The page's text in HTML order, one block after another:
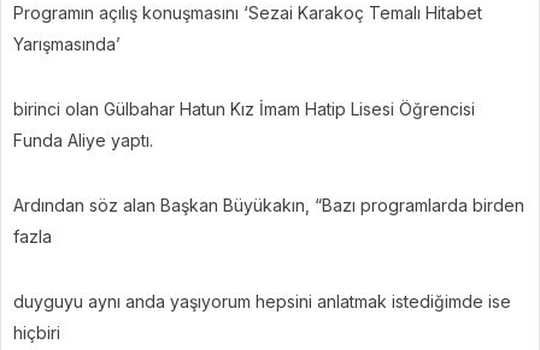
Programın açılış konuşmasını ‘Sezai Karakoç Temalı Hitabet
Yarışmasında’
birinci olan Gülbahar Hatun Kız İmam Hatip Lisesi Öğrencisi
Funda Aliye yaptı.
Ardından söz alan Başkan Büyükakın, “Bazı programlarda birden
fazla
duyguyu aynı anda yaşıyorum hepsini anlatmak istediğimde ise
hiçbiri